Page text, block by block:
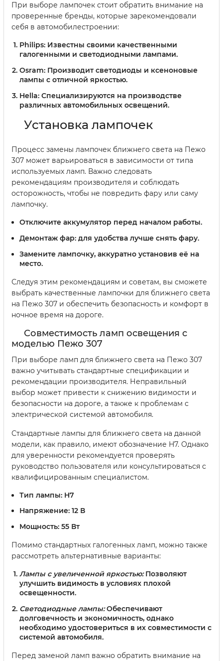
При выборе лампочек стоит обратить внимание на
проверенные бренды, которые зарекомендовали
себя в автомобилестроении:
Philips: Известны своими качественными
галогенными и светодиодными лампами.
Osram: Производит светодиоды и ксеноновые
лампы с отличной яркостью.
Hella: Специализируются на производстве
различных автомобильных освещений.
Установка лампочек
Процесс замены лампочек ближнего света на Пежо
307 может варьироваться в зависимости от типа
используемых ламп. Важно следовать
рекомендациям производителя и соблюдать
осторожность, чтобы не повредить фару или саму
лампочку.
Отключите аккумулятор перед началом работы.
Демонтаж фар: для удобства лучше снять фару.
Замените лампочку, аккуратно установив её на
место.
Следуя этим рекомендациям и советам, вы сможете
выбрать качественные лампочки для ближнего света
на Пежо 307 и обеспечить безопасность и комфорт в
ночное время на дороге.
Совместимость ламп освещения с
моделью Пежо 307
При выборе ламп для ближнего света на Пежо 307
важно учитывать стандартные спецификации и
рекомендации производителя. Неправильный
выбор может привести к снижению видимости и
безопасности на дороге, а также к проблемам с
электрической системой автомобиля.
Стандартные лампы для ближнего света на данной
модели, как правило, имеют обозначение H7. Однако
для уверенности рекомендуется проверять
руководство пользователя или консультироваться с
квалифицированным специалистом.
Тип лампы: H7
Напряжение: 12 В
Мощность: 55 Вт
Помимо стандартных галогенных ламп, можно также
рассмотреть альтернативные варианты:
Лампы с увеличенной яркостью:Позволяют
улучшить видимость в условиях плохой
освещенности.
Светодиодные лампы:Обеспечивают
долговечность и экономичность, однако
необходимо удостовериться в их совместимости с
системой автомобиля.
Перед заменой ламп важно обратить внимание на